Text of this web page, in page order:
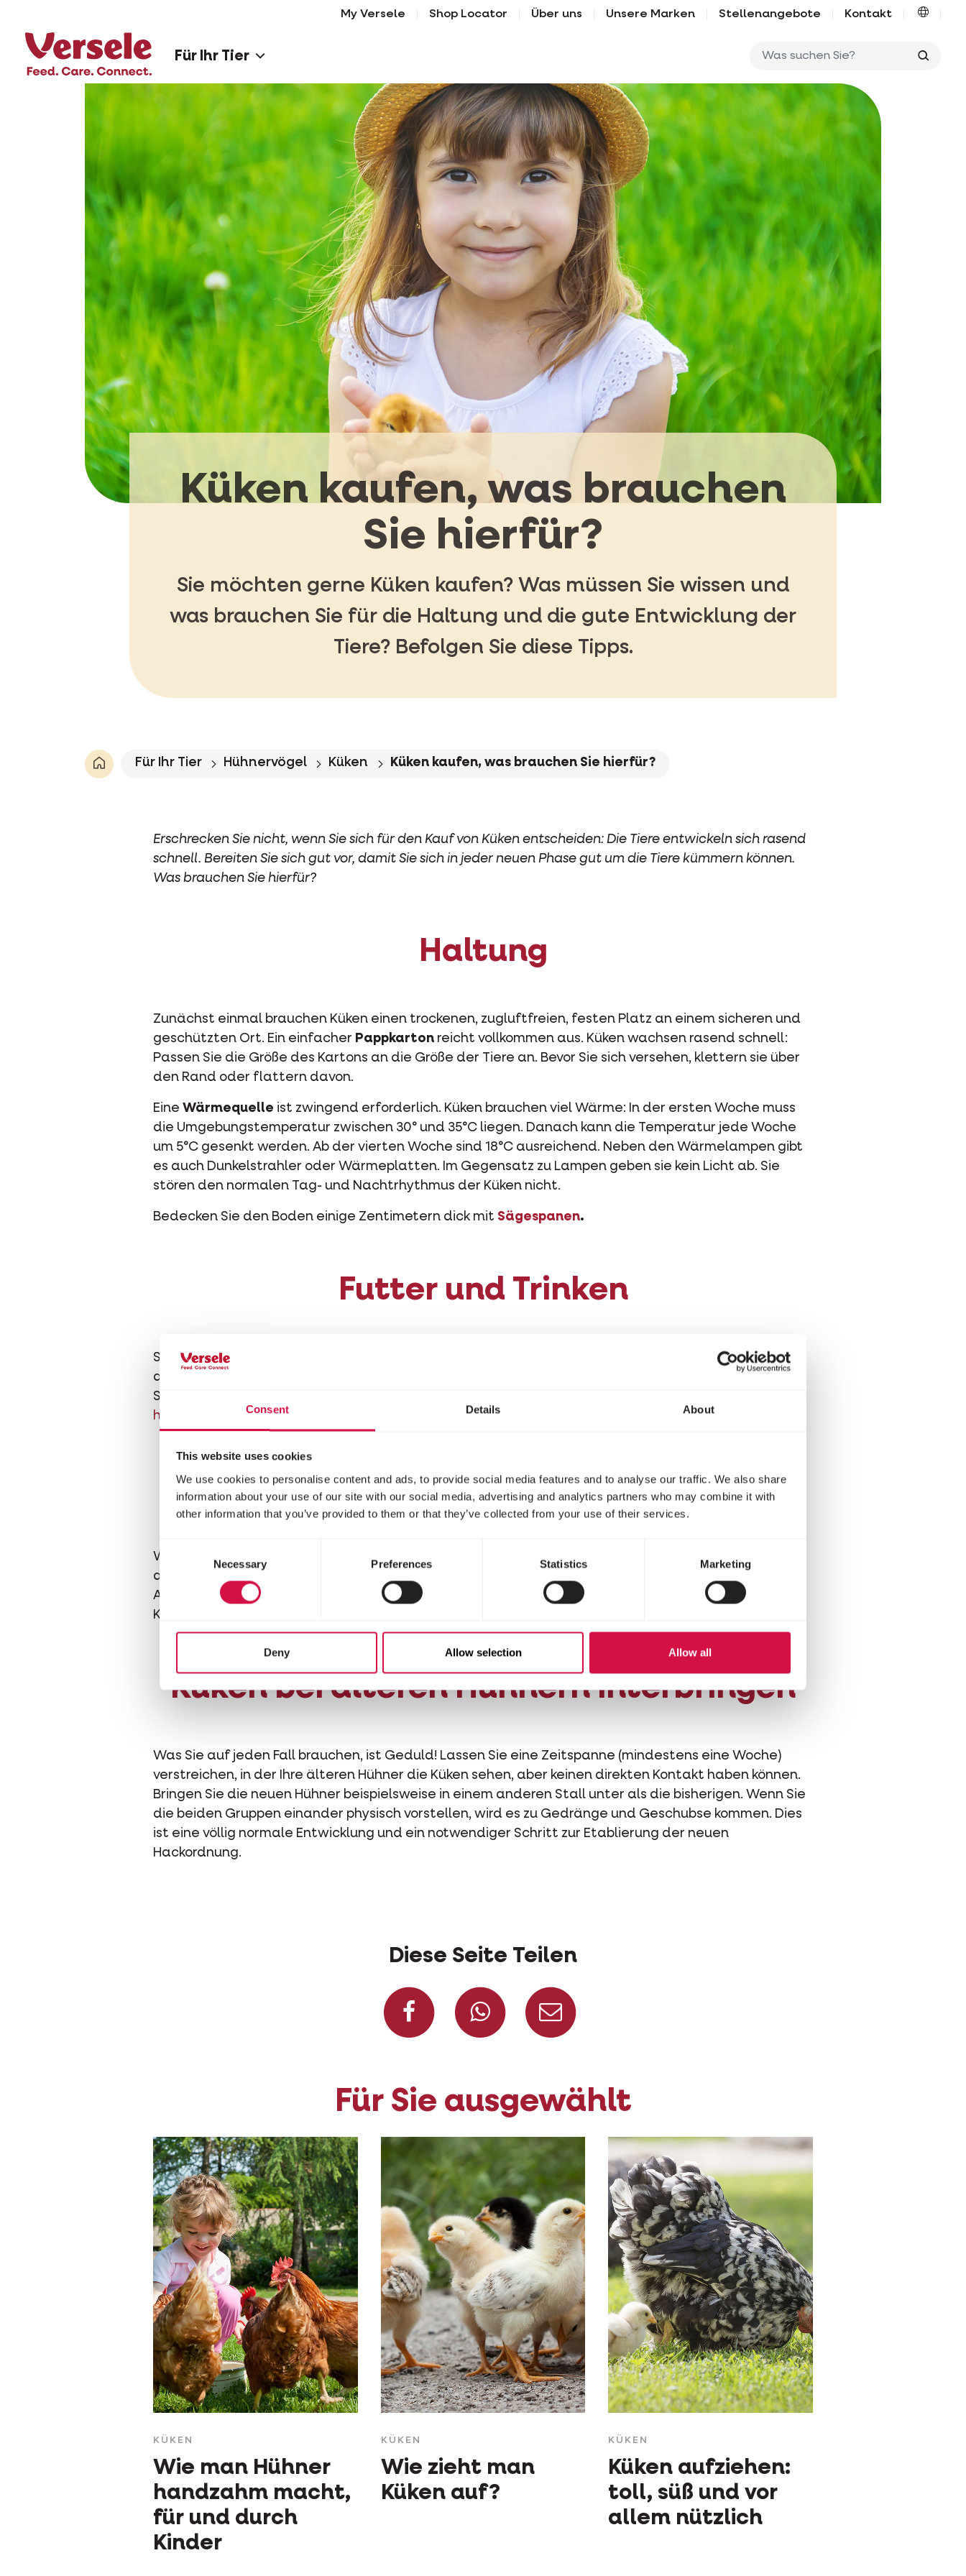
Consent Details About
This website uses cookies
We use cookies to personalise content and ads, to provide social media features and to analyse our traffic. We also share
information about your use of our site with our social media, advertising and analytics partners who may combine it with
other information that you’ve provided to them or that they’ve collected from your use of their services.
Necessary Preferences Statistics Marketing
Deny Allow selection Allow all
My Versele Shop Locator Über uns Unsere Marken Stellenangebote Kontakt
Für Ihr Tier
Küken kaufen, was brauchen
Sie hierfür?
Sie möchten gerne Küken kaufen? Was müssen Sie wissen und
was brauchen Sie für die Haltung und die gute Entwicklung der
Tiere? Befolgen Sie diese Tipps.
Für Ihr Tier Hühnervögel Küken Küken kaufen, was brauchen Sie hierfür?
Erschrecken Sie nicht, wenn Sie sich für den Kauf von Küken entscheiden: Die Tiere entwickeln sich rasend
schnell. Bereiten Sie sich gut vor, damit Sie sich in jeder neuen Phase gut um die Tiere kümmern können.
Was brauchen Sie hierfür?
Haltung
Zunächst einmal brauchen Küken einen trockenen, zugluftfreien, festen Platz an einem sicheren und
geschützten Ort. Ein einfacher Pappkarton reicht vollkommen aus. Küken wachsen rasend schnell:
Passen Sie die Größe des Kartons an die Größe der Tiere an. Bevor Sie sich versehen, klettern sie über
den Rand oder flattern davon.
Eine Wärmequelle ist zwingend erforderlich. Küken brauchen viel Wärme: In der ersten Woche muss
die Umgebungstemperatur zwischen 30° und 35°C liegen. Danach kann die Temperatur jede Woche
um 5°C gesenkt werden. Ab der vierten Woche sind 18°C ausreichend. Neben den Wärmelampen gibt
es auch Dunkelstrahler oder Wärmeplatten. Im Gegensatz zu Lampen geben sie kein Licht ab. Sie
stören den normalen Tag- und Nachtrhythmus der Küken nicht.
Bedecken Sie den Boden einige Zentimetern dick mit Sägespanen.
Futter und Trinken
Sobald die Küken aus dem Ei schlüpfen, können sie fiepen, laufen, fressen und trinken. Streuen Sie
deshalb etwas
auf den Boden und zwischen die Sägespäne: Hierdurch lernen sie zu
Scharren, um Futter zu finden. Stellen Sie auch eine flache Wasserschale zur Verfügung.
hier alles
über den Kauf des richtigen Futters für (junge) Hühner!
Wann dürfen Küken ins Freie?
Wenn das Wetter warm, trocken und sonnig ist, dürfen die Küken normalerweise ab der zweiten bzw.
dritten Woche ins Freie, vorausgesetzt der Stall ist sicher und zugluftfrei. Begrenzen Sie ihren
Aufenthalt im Freien auf eine Viertelstunde. Lassen Sie sie niemals unbeaufsichtigt: Elstern und
Krähen werden Ihre geliebten Küken als leckere Mahlzeit betrachten!
Küken bei älteren Hühnern interbringen
Was Sie auf jeden Fall brauchen, ist Geduld! Lassen Sie eine Zeitspanne (mindestens eine Woche)
verstreichen, in der Ihre älteren Hühner die Küken sehen, aber keinen direkten Kontakt haben können.
Bringen Sie die neuen Hühner beispielsweise in einem anderen Stall unter als die bisherigen. Wenn Sie
die beiden Gruppen einander physisch vorstellen, wird es zu Gedränge und Geschubse kommen. Dies
ist eine völlig normale Entwicklung und ein notwendiger Schritt zur Etablierung der neuen
Hackordnung.
Diese Seite Teilen
Auf Facebook teilen
Auf Whatsapp teilen
Für Sie ausgewählt
KÜKEN
Wie man Hühner
handzahm macht,
für und durch
Kinder
KÜKEN
Wie zieht man
Küken auf?
KÜKEN
Küken aufziehen:
toll, süß und vor
allem nützlich